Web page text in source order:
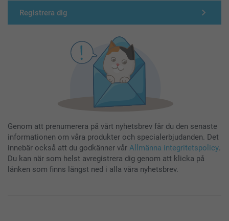
Registrera dig
Genom att prenumerera på vårt nyhetsbrev får du den senaste
informationen om våra produkter och specialerbjudanden. Det
innebär också att du godkänner vår Allmänna integritetspolicy.
Du kan när som helst avregistrera dig genom att klicka på
länken som finns längst ned i alla våra nyhetsbrev.